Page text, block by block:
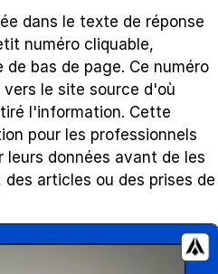
dans le texte de réponse
numéro cliquable,
bas de page. Ce numéro
le site source d'où
l'information. Cette
pour les professionnels
données avant de les
articles ou des prises de